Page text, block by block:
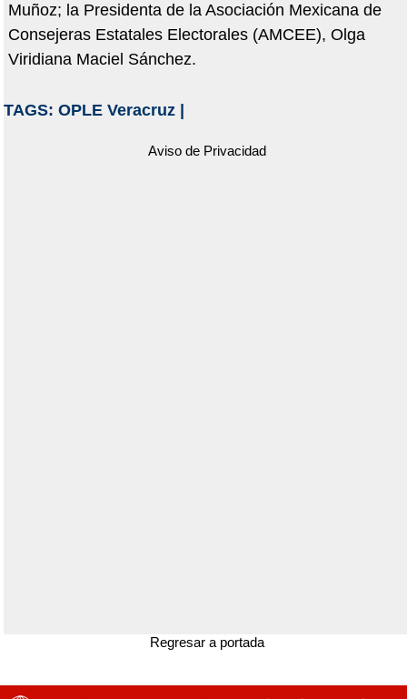
Muñoz; la Presidenta de la Asociación Mexicana de
Consejeras Estatales Electorales (AMCEE), Olga
Viridiana Maciel Sánchez.
TAGS: OPLE Veracruz|
Aviso de Privacidad
Regresar a portada